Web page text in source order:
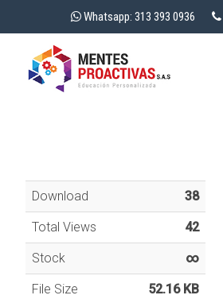
Whatsapp: 313 393 0936
Download 38
Total Views 42
Stock ∞
File Size 52.16 KB